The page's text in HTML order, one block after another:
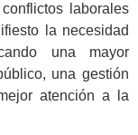
laborales
la necesidad
una mayor
una gestión
atención a la